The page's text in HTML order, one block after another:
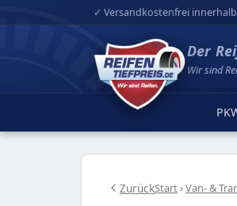
✓ Versandkostenfrei
Der
Wir sind
ZurückStart›Van- &